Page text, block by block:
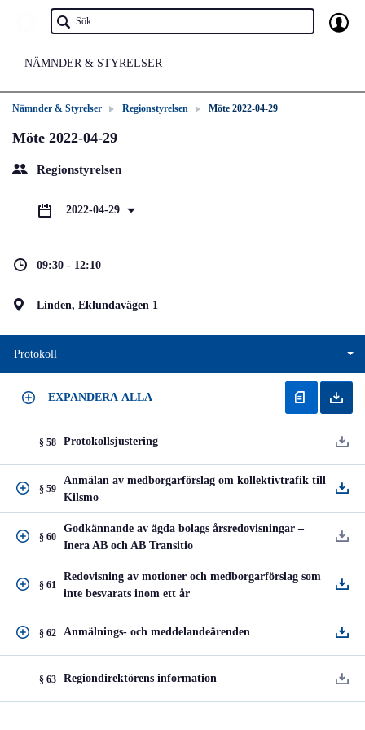
NÄMNDER & STYRELSER
Nämnder & Styrelser Regionstyrelsen Möte 2022-04-29
Möte 2022-04-29
Regionstyrelsen
2022-04-29
09:30 - 12:10
Linden, Eklundavägen 1
Protokoll
EXPANDERA ALLA
§ 58 Protokollsjustering
§ 59
Anmälan av medborgarförslag om kollektivtrafik till
Kilsmo
§ 60
Godkännande av ägda bolags årsredovisningar –
Inera AB och AB Transitio
§ 61
Redovisning av motioner och medborgarförslag som
inte besvarats inom ett år
§ 62 Anmälnings- och meddelandeärenden
§ 63 Regiondirektörens information